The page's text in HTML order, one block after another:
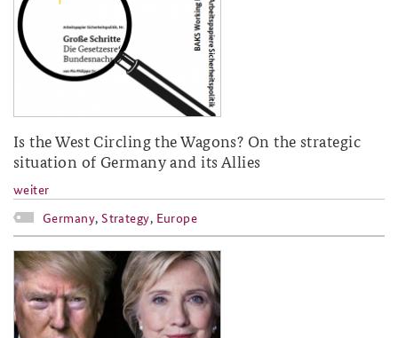
Is the West Circling the Wagons? On the strategic
situation of Germany and its Allies
weiter
Germany, Strategy, Europe
28736470374_2390793780_o.jpg